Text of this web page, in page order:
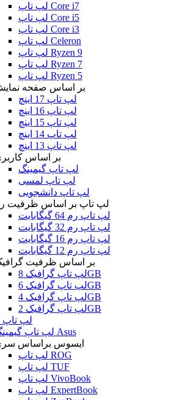
لپ تاپ Core i7
لپ تاپ Core i5
لپ تاپ Core i3
لپ تاپ Celeron
لپ تاپ Ryzen 9
لپ تاپ Ryzen 7
لپ تاپ Ryzen 5
بر اساس صفحه
لپ تاپ 17 اینچ
لپ تاپ 16 اینچ
لپ تاپ 15 اینچ
لپ تاپ 14 اینچ
لپ تاپ 13 اینچ
بر اساس
لپ تاپ گیمینگ
لپ تاپ لمسی
لپ تاپ دانشجویی
لپ تاپ بر اساس ظرفیت
لپ تاپ رم 64 گیگابایت
لپ تاپ رم 32 گیگابایت
لپ تاپ رم 16 گیگابایت
لپ تاپ رم 12 گیگابایت
بر اساس ظرفیت
لپ تاپ گرافیک 8GB
لپ تاپ گرافیک 6GB
لپ تاپ گرافیک 4GB
لپ تاپ گرافیک 2GB
لپ
لپ تاپ گیمینگ Asus
ایسوس براساس
لپ تاپ ROG
لپ تاپ TUF
لپ تاپ VivoBook
لپ تاپ ExpertBook